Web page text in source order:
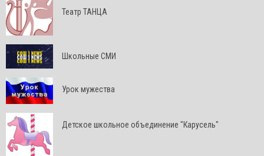
Театр ТАНЦА
Школьные СМИ
Урок мужества
Детское школьное объединение "Карусель"